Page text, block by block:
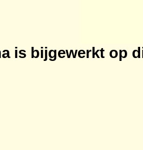
is bijgewerkt op